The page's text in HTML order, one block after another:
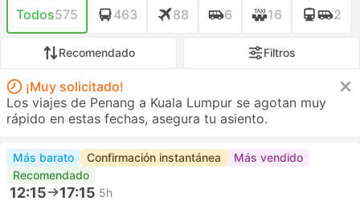
Todos575 463 88 6 16 2
Recomendado Filtros
¡Muy solicitado!
Los viajes de Penang a Kuala Lumpur se agotan muy
rápido en estas fechas, asegura tu asiento.
Más barato Confirmación instantánea
Más vendido
Recomendado
12:15 17:15 5h